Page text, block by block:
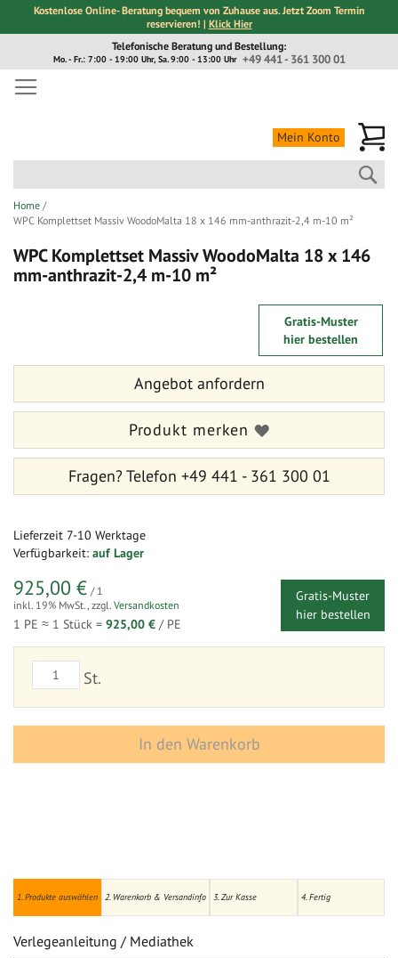
Kostenlose Online- Beratung bequem von Zuhause aus. Jetzt Zoom Termin
reservieren! | Klick Hier
Inhalt
Telefonische Beratung und Bestellung:
+49 441 - 361 300 01
Mo. - Fr.: 7:00 - 19:00 Uhr, Sa. 9:00 - 13:00 Uhr
Mein Konto
Home
WPC Komplettset Massiv WoodoMalta 18 x 146 mm-anthrazit-2,4 m-10 m²
1. Produkte auswählen 2. Warenkorb & Versandinfo 3. Zur Kasse 4. Fertig
WPC Komplettset Massiv WoodoMalta 18 x 146
mm-anthrazit-2,4 m-10 m²
Lieferzeit 7-10 Werktage
Verfügbarkeit: auf Lager
925,00 € / 1
inkl. 19% MwSt., zzgl. Versandkosten
1 PE ≈ 1 Stück = 925,00 € / PE
Gratis-Muster
hier bestellen
St.
In den Warenkorb
Gratis-Muster
hier bestellen
Bildergalerie
Bildergalerie
Angebot anfordern
Produkt merken
Fragen?Telefon +49 441 - 361 300 01
Verlegeanleitung / Mediathek